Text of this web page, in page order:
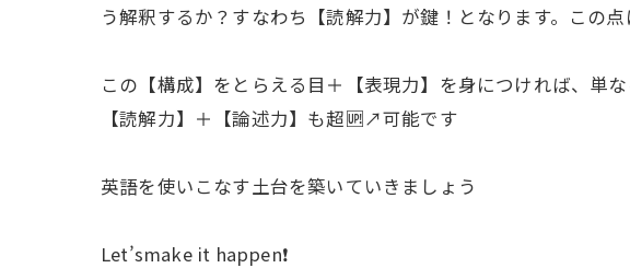
う解釈するか？すなわち【読解力】が鍵！となります。この
この【構成】をとらえる目＋【表現力】を身につければ、単
【読解力】＋【論述力】も超🆙↗️可能です
英語を使いこなす土台を築いていきましょう
Let’smake it happen❗️